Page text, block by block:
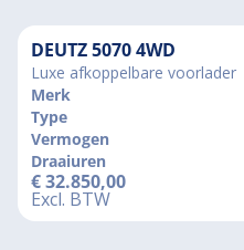
DEUTZ 5070 4WD
Luxe afkoppelbare voorlader
Merk
Type
Vermogen
Draaiuren
€32.850,00
Excl. BTW